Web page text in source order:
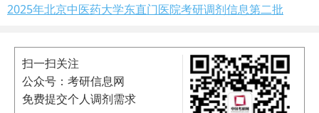
2025年北京中医药大学东直门医院考研调剂信息第二批
扫一扫关注
公众号：考研信息网
免费提交个人调剂需求